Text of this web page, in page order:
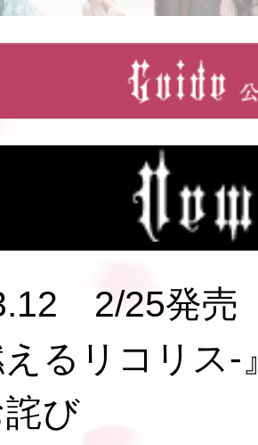
2/25発売
るリコリス-
び